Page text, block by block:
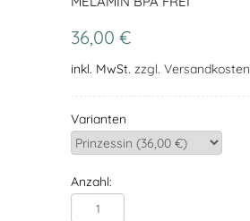
36,00 €
inkl. MwSt. zzgl. Versandkosten
Varianten
Anzahl: